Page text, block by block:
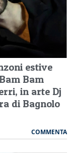
estive
Bam
in arte Dj
di Bagnolo
COMMENTA